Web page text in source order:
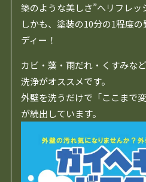
築のような美しさ”へリフレッ
しかも、塗装の10分の1程度
ディー！
カビ・藻・雨だれ・くすみな
洗浄がオススメです。
外壁を洗うだけで「ここまで
が続出しています。